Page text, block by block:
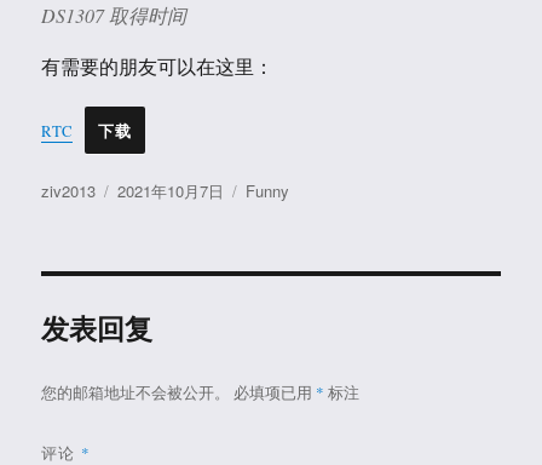
DS1307 取得时间
有需要的朋友可以在这里：
RTC 下载
作
ziv2013
发
2021年10月7日
分
Funny
发表回复
您的邮箱地址不会被公开。 必填项已用 * 标注
评论 *